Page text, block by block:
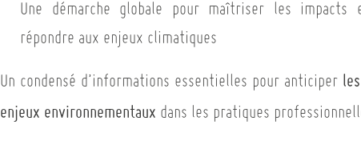
Une démarche globale pour maîtriser les impacts
répondre aux enjeux climatiques
Un condensé d’informations essentielles pour anticiper
enjeux environnementaux dans les pratiques